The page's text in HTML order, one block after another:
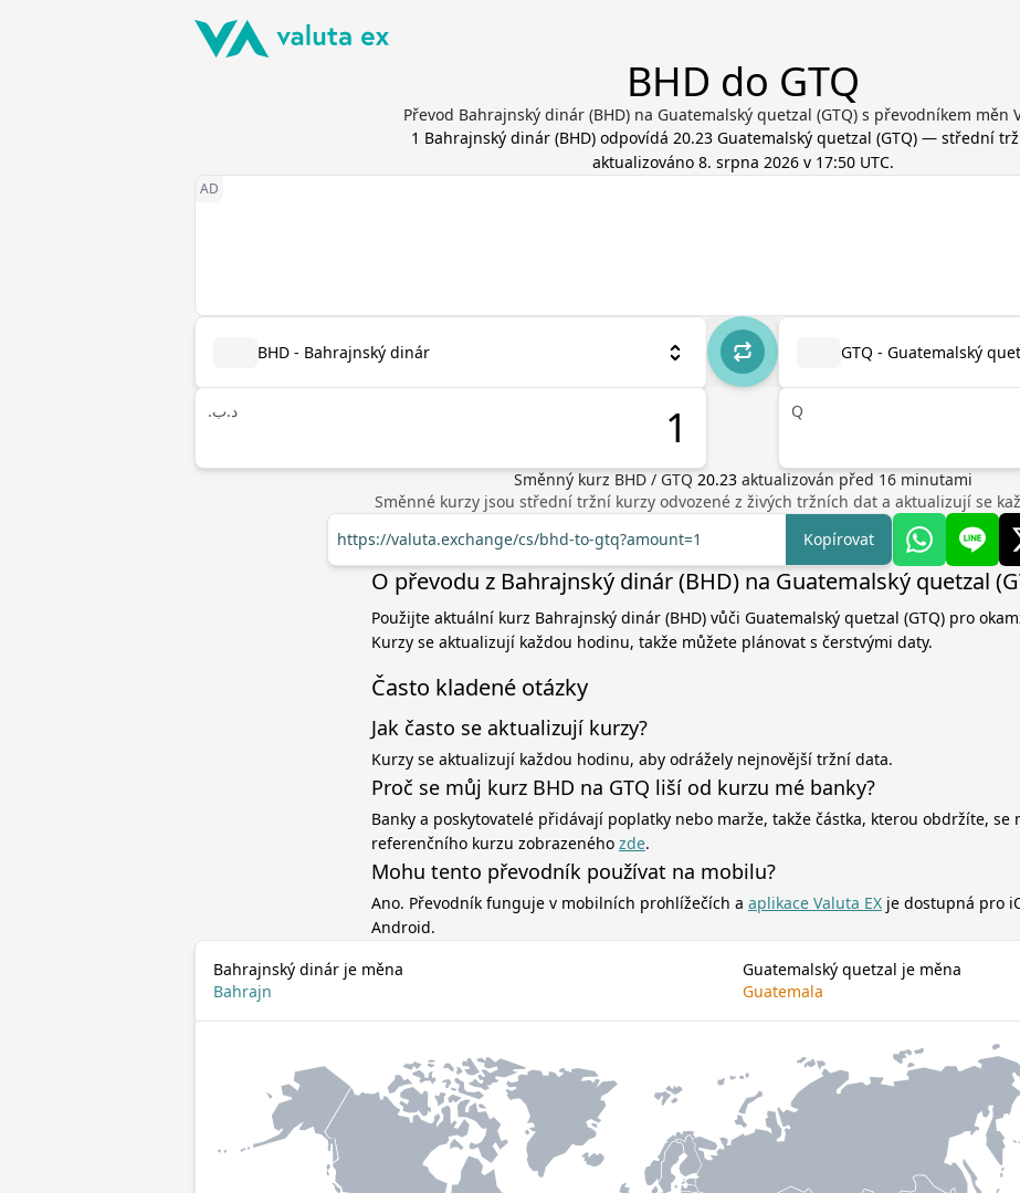
BHD do GTQ
Převod Bahrajnský dinár (BHD) na Guatemalský quetzal (GTQ) s převodníkem měn
1 Bahrajnský dinár (BHD) odpovídá 20.23 Guatemalský quetzal (GTQ) — střední
aktualizováno 8. srpna 2026 v 17:50 UTC.
BHD - Bahrajnský dinár
.د.ب
GTQ - Guatemalský
Q
Směnný kurz BHD/ GTQ 20.23 aktualizován před 16minutami
Směnné kurzy jsou střední tržní kurzy odvozené z živých tržních dat a aktualizují se
https://valuta.exchange/cs/bhd-to-gtq?amount=1
Kopírovat
O převodu z Bahrajnský dinár (BHD) na Guatemalský quetzal
Použijte aktuální kurz Bahrajnský dinár (BHD) vůči Guatemalský quetzal (GTQ) pro
Kurzy se aktualizují každou hodinu, takže můžete plánovat s čerstvými daty.
Často kladené otázky
Jak často se aktualizují kurzy?
Kurzy se aktualizují každou hodinu, aby odrážely nejnovější tržní data.
Proč se můj kurz BHD na GTQ liší od kurzu mé banky?
Banky a poskytovatelé přidávají poplatky nebo marže, takže částka, kterou obdržíte, se
referenčního kurzu zobrazeného zde.
Mohu tento převodník používat na mobilu?
Ano. Převodník funguje v mobilních prohlížečích a aplikace Valuta EX je dostupná pro
Android.
Bahrajnský dinár je měna
Bahrajn
Guatemalský quetzal je měna
Guatemala